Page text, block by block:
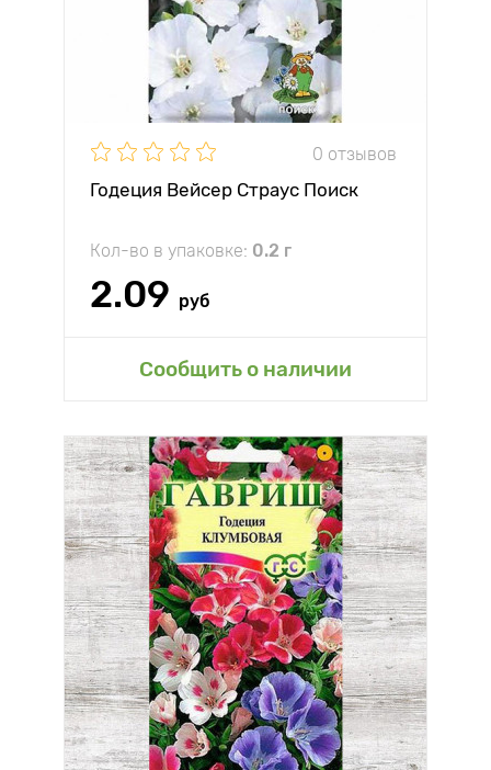
0 отзывов
Годеция Вейсер Страус Поиск
Кол-во в упаковке: 0.2 г
2.09 руб
Сообщить о наличии